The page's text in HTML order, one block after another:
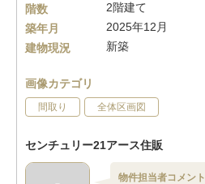
階数
2階建て
築年月
2025年12月
建物現況
新築
画像カテゴリ
間取り 全体区画図
センチュリー21アース住販
物件担当者コメント